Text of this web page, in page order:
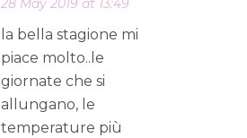
28 May 2019 at 13:49
la bella stagione mi
piace molto..le
giornate che si
allungano, le
temperature più